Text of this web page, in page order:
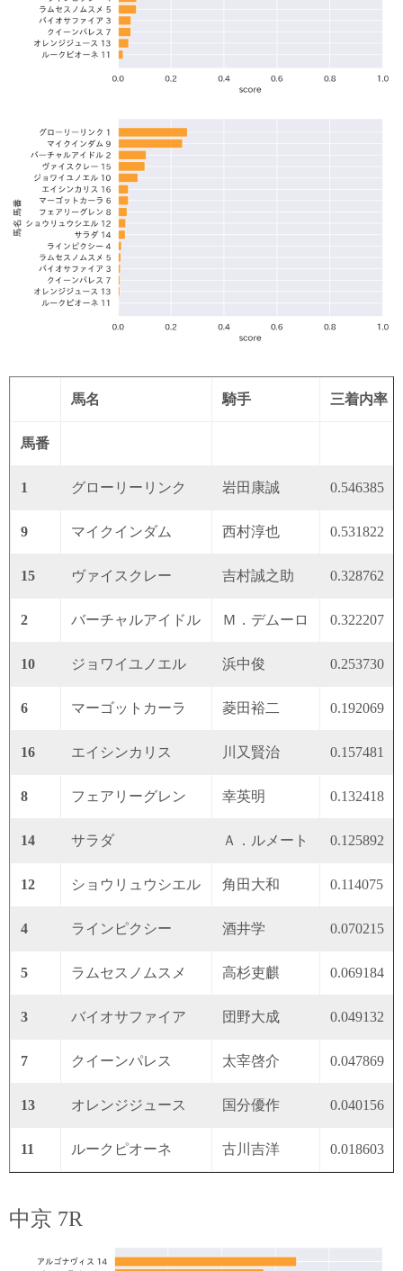
馬名 騎手 三着内率
馬番
1 グローリーリンク 岩田康誠 0.546385
9 マイクインダム 西村淳也 0.531822
15 ヴァイスクレー 吉村誠之助 0.328762
2 バーチャルアイドル Ｍ．デムーロ 0.322207
10 ジョワイユノエル 浜中俊 0.253730
6 マーゴットカーラ 菱田裕二 0.192069
16 エイシンカリス 川又賢治 0.157481
8 フェアリーグレン 幸英明 0.132418
14 サラダ Ａ．ルメート 0.125892
12 ショウリュウシエル 角田大和 0.114075
4 ラインピクシー 酒井学 0.070215
5 ラムセスノムスメ 高杉吏麒 0.069184
3 バイオサファイア 団野大成 0.049132
7 クイーンパレス 太宰啓介 0.047869
13 オレンジジュース 国分優作 0.040156
11 ルークピオーネ 古川吉洋 0.018603
中京 7R